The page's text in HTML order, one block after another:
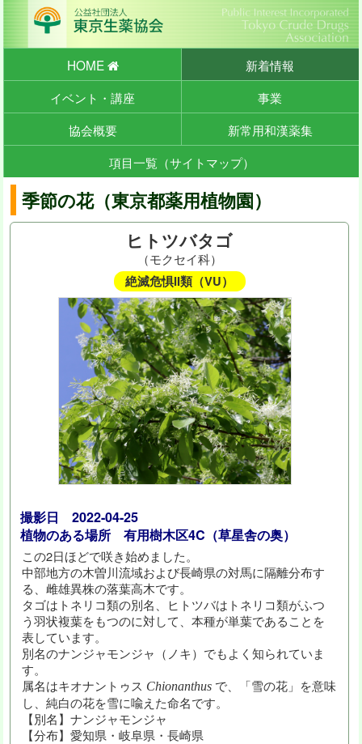
HOME
新着情報
イベント・講座
事業
協会概要
新常用和漢薬集
項目一覧（サイトマップ）
季節の花（東京都薬用植物園）
ヒトツバタゴ
（モクセイ科）
絶滅危惧II類（VU）
撮影日 2022-04-25
植物のある場所 有用樹木区4C（草星舎の奥）
この2日ほどで咲き始めました。
中部地方の木曽川流域および長崎県の対馬に隔離分布す
る、雌雄異株の落葉高木です。
タゴはトネリコ類の別名、ヒトツバはトネリコ類がふつ
う羽状複葉をもつのに対して、本種が単葉であることを
表しています。
別名のナンジャモンジャ（ノキ）でもよく知られていま
す。
属名はキオナントゥス Chionanthus で、「雪の花」を意味
し、純白の花を雪に喩えた命名です。
【別名】ナンジャモンジャ
【分布】愛知県・岐阜県・長崎県